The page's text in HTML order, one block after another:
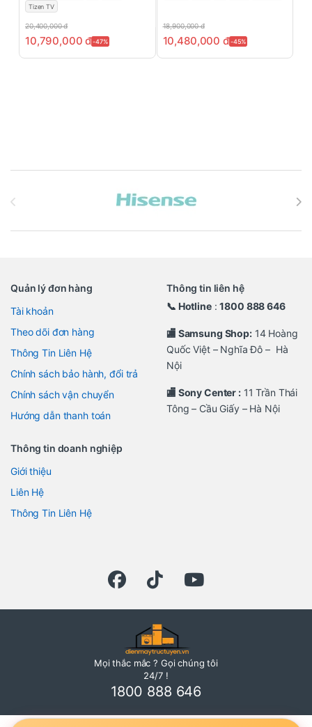
Tizen TV
20,400,000đ
10,790,000đ-47%
18,900,000đ
10,480,000 đ-45%
Quản lý đơn hàng
Tài khoản
Theo dõi đơn hàng
Thông Tin Liên Hệ
Chính sách bảo hành, đổi trả
Chính sách vận chuyển
Hướng dẫn thanh toán
Thông tin liên hệ
📞 Hotline:1800 888 646
🏬 Samsung Shop:14 Hoàng
Quốc Việt – Nghĩa Đô – Hà
Nội
🏬 Sony Center :11 Trần Thái
Tông – Cầu Giấy – Hà Nội
Thông tin doanh nghiệp
Giới thiệu
Liên Hệ
Thông Tin Liên Hệ
Mọi thắc mắc ? Gọi chúng tôi
24/7 !
1800 888 646